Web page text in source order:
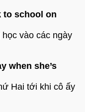
to school on
vào các ngày
when she’s
Hai tới khi cô ấy